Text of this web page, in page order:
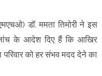
डॉ. ममता तिमोरी ने इस
जांच के आदेश दिए हैं कि आखिर
परिवार को हर संभव मदद देने का